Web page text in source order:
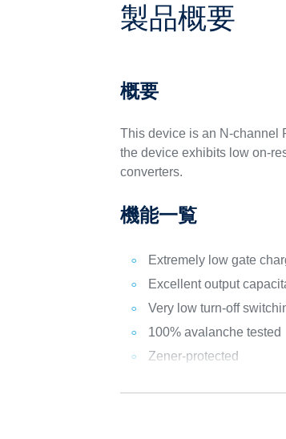
製品概要
概要
This device is an N-channel
the device exhibits low on-
converters.
機能一覧
Extremely low gate
Excellent output
Very low turn-off
100% avalanche tested
Zener-protected